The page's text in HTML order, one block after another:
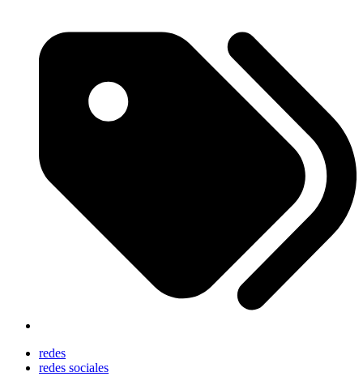
redes
redes sociales